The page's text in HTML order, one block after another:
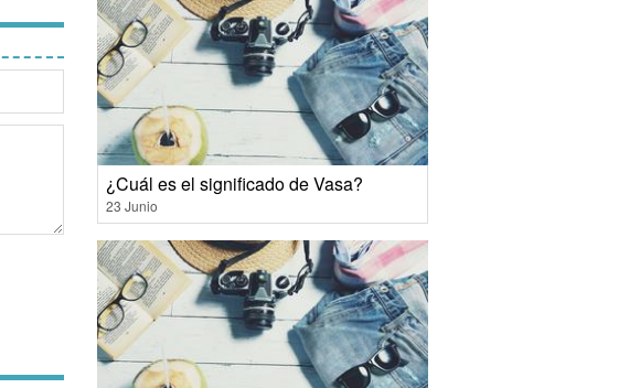
¿Cuál es el significado de Vasa?
23 Junio